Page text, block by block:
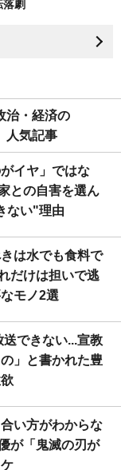
劇
治・経済の
人気記事
イヤ」ではな
との自害を選ん
ない"理由
は水でも食料で
だけは担いで逃
モノ2選
できない...宣教
」と書かれた豊
い方がわからな
が「鬼滅の刃が